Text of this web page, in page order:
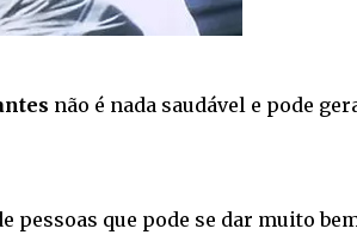
não é nada saudável e pode
pessoas que pode se dar muito